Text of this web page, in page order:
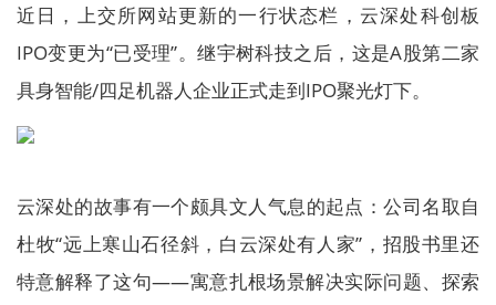
近日，上交所网站更新的一行状态栏，云深处科创板
IPO变更为“已受理”。继宇树科技之后，这是A股第二家
具身智能/四足机器人企业正式走到IPO聚光灯下。
云深处的故事有一个颇具文人气息的起点：公司名取自
杜牧“远上寒山石径斜，白云深处有人家”，招股书里还
特意解释了这句——寓意扎根场景解决实际问题、探索